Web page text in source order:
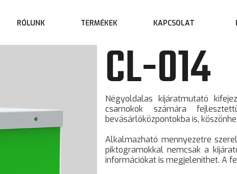
RÓLUNK TERMÉKEK KAPCSOLAT
CL-014
Négyoldalas kijáratmutató
csarnokok számára
bevásárlóközpontokba is,
Alkalmazható mennyezetre
piktogramokkal nemcsak a
információkat is megjeleníthet. A